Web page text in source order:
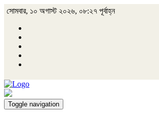
সোমবার, ১০ অগাস্ট ২০২৬, ০৮:২৭ পূর্বাহ্ন
Toggle navigation